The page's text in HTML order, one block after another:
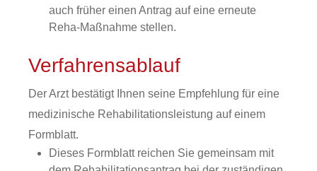
auch früher einen Antrag auf eine erneute
Reha-Maßnahme stellen.
Verfahrensablauf
Der Arzt bestätigt Ihnen seine Empfehlung für eine
medizinische Rehabilitationsleistung auf einem
Formblatt.
Dieses Formblatt reichen Sie gemeinsam mit